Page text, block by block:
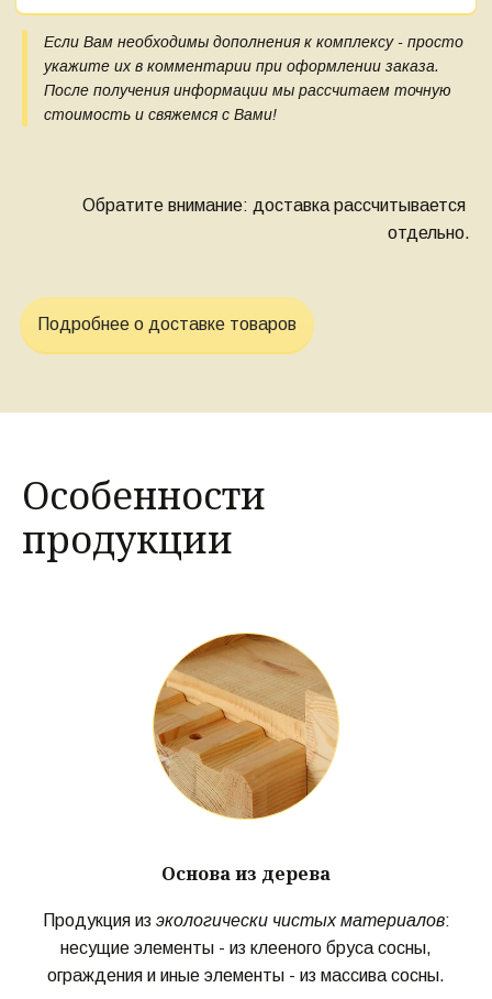
Если Вам необходимы дополнения к комплексу - просто
укажите их в комментарии при оформлении заказа.
После получения информации мы рассчитаем точную
стоимость и свяжемся с Вами!
Обратите внимание: доставка рассчитывается
отдельно.
Подробнее о доставке товаров
Особенности
продукции
Основа из дерева
Продукция из экологически чистых материалов:
несущие элементы - из клееного бруса сосны,
ограждения и иные элементы - из массива сосны.